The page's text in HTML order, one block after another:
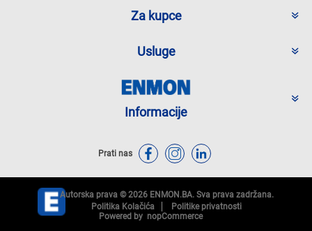
Za kupce
Usluge
Informacije
Prati nas
Autorska prava © 2026 ENMON.BA. Sva prava zadržana.
Politika Kolačića
Politike privatnosti
Powered by nopCommerce